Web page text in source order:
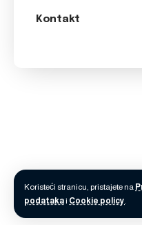
Koristeći stranicu, pristajete na
podatakai Cookie policy.
Kontakt